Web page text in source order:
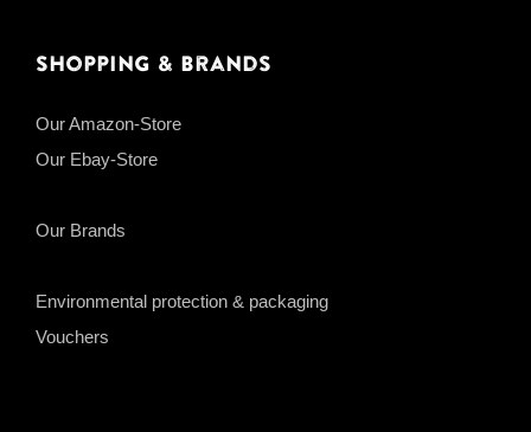
Shopping & Brands
Our Amazon-Store
Our Ebay-Store
Our Brands
Environmental protection & packaging
Vouchers